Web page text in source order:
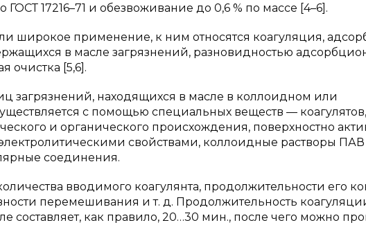
ГОСТ 17216–71 и обезвоживание до 0,6 % по массе [4–6].
широкое применение, к ним относятся коагуляция,
в масле загрязнений, разновидностью
очистка [5,6].
загрязнений, находящихся в масле в коллоидном или
с помощью специальных веществ —
и органического происхождения, поверхностно
свойствами, коллоидные растворы ПАВ
соединения.
вводимого коагулянта, продолжительности его
перемешивания и т. д. Продолжительность
составляет, как правило, 20…30 мин., после чего можно